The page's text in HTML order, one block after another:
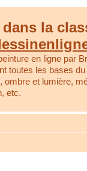
la
en ligne par
toutes les bases
ombre et lumière,
etc.